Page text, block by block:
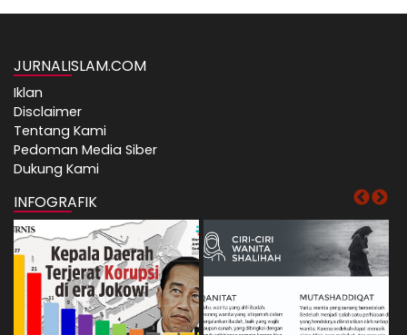
JURNALISLAM.COM
Iklan
Disclaimer
Tentang Kami
Pedoman Media Siber
Dukung Kami
INFOGRAFIK